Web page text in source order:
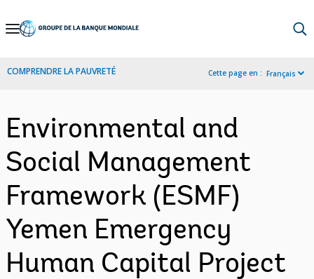
Skip
Navigation
COMPRENDRE LA PAUVRETÉ Cette page en : Français
Environmental and
Social Management
Framework (ESMF)
Yemen Emergency
Human Capital Project